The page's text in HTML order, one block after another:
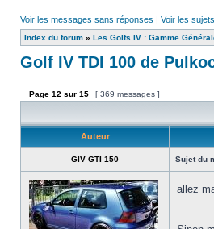
Voir les messages sans réponses | Voir les
Index du forum » Les Golfs IV : Gamme
Golf IV TDI 100 de
Page 12 sur 15 [ 369 messages ]
Auteur
GIV GTI 150 Sujet du
allez